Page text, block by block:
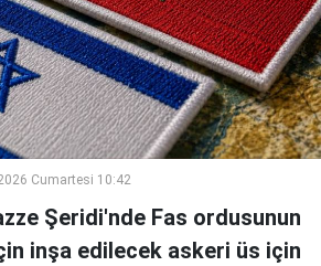
Cumartesi 10:42
Şeridi'nde Fas ordusunun
inşa edilecek askeri üs için